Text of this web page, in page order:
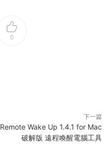
0
下一篇
Remote Wake Up 1.4.1 for Mac
破解版 遠程喚醒電腦工具